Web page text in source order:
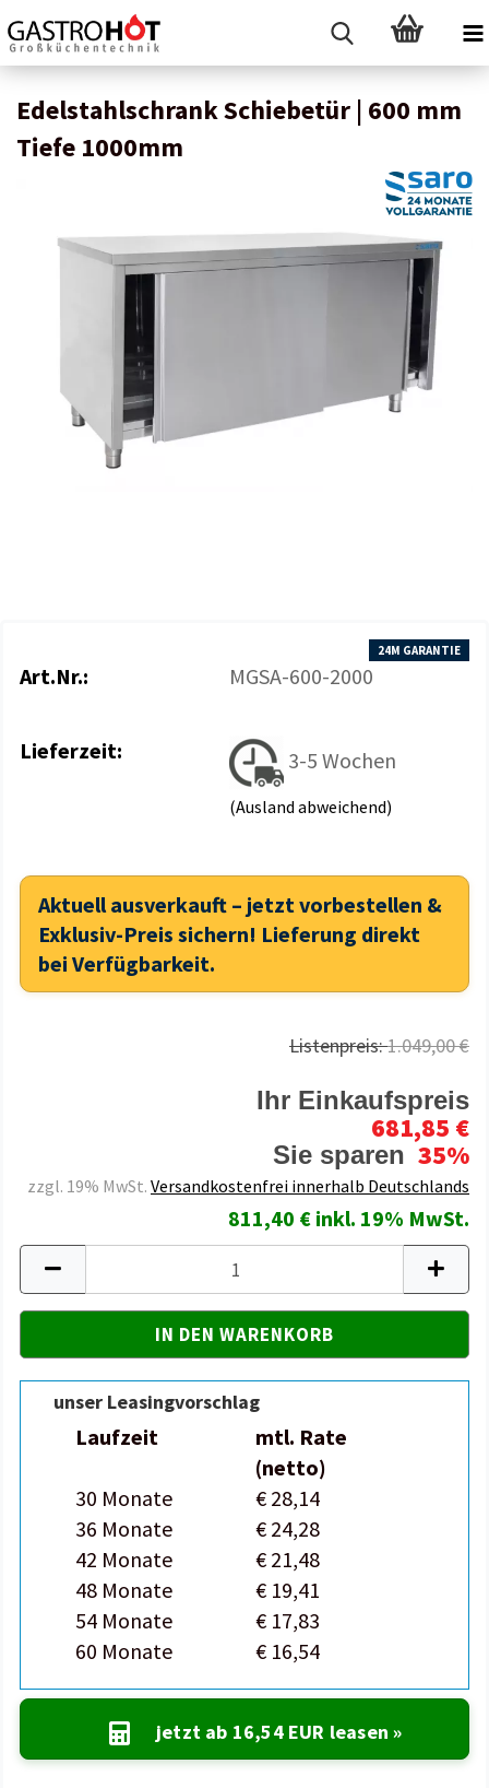
Edelstahlschrank Schiebetür | 600 mm
Tiefe 1000mm
24M GARANTIE
Art.Nr.: MGSA-600-2000
Lieferzeit: 3-5 Wochen
(Ausland abweichend)
Aktuell ausverkauft – jetzt vorbestellen &
Exklusiv-Preis sichern! Lieferung direkt
bei Verfügbarkeit.
Listenpreis:1.049,00 €
Ihr Einkaufspreis
681,85 €
Sie sparen 35%
zzgl. 19% MwSt. Versandkostenfrei innerhalb Deutschlands
811,40 € inkl. 19% MwSt.
unser Leasingvorschlag
Laufzeit
mtl. Rate
(netto)
30 Monate
€ 28,14
36 Monate
€ 24,28
42 Monate
€ 21,48
48 Monate
€ 19,41
54 Monate
€ 17,83
60 Monate
€ 16,54
jetzt ab 16,54 EUR leasen »